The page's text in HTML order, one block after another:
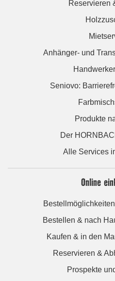
Reservieren
Anhänger- und
Seniovo:
Produkte
Der
Alle Services
Online
Bestellen & nach
Kaufen & in den
Reservieren &
Prospekte